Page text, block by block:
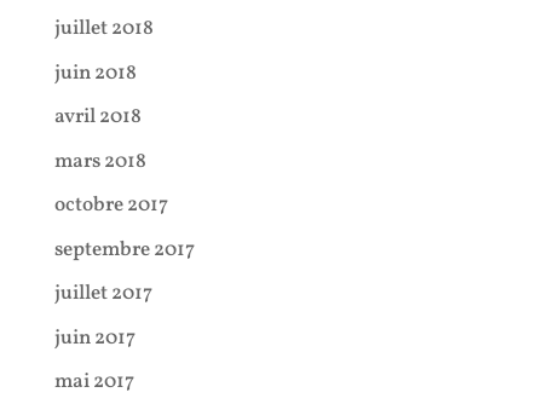
juillet 2018
juin 2018
avril 2018
mars 2018
octobre 2017
septembre 2017
juillet 2017
juin 2017
mai 2017